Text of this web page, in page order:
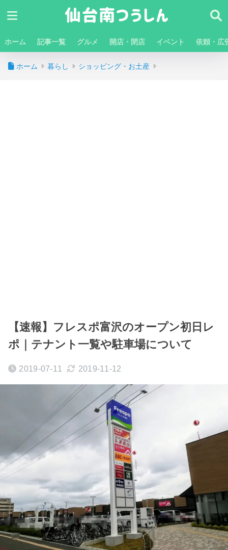
ホーム 記事一覧 グルメ 開店・閉店 イベント 依頼・広
ホーム 暮らし ショッピング・お土産
【速報】フレスポ富沢のオープン初日レ
ポ｜テナント一覧や駐車場について
2019-07-11 2019-11-12